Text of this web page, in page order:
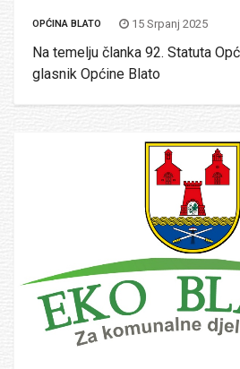
OPĆINA BLATO 15 Srpanj 2025
Na temelju članka 92. Statuta
glasnik Općine Blato